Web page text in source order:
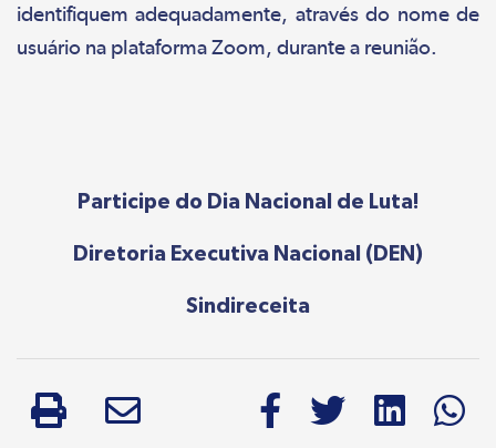
identifiquem adequadamente, através do nome de
usuário na plataforma Zoom, durante a reunião.
Participe do Dia Nacional de Luta!
Diretoria Executiva Nacional (DEN)
Sindireceita